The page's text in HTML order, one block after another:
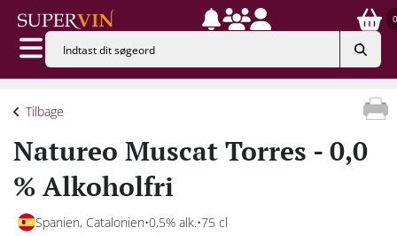
0
Tilbage
Natureo Muscat Torres - 0,0
% Alkoholfri
Spanien, Catalonien 0,5% alk. 75 cl